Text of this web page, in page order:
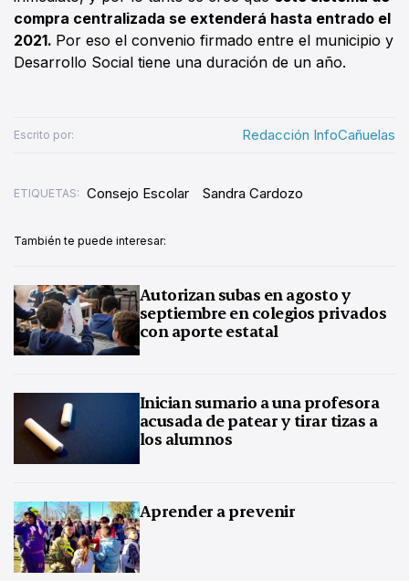
compra centralizada se extenderá hasta entrado el
2021. Por eso el convenio firmado entre el municipio y
Desarrollo Social tiene una duración de un año.
Escrito por: Redacción InfoCañuelas
ETIQUETAS: Consejo Escolar Sandra Cardozo
También te puede interesar:
Autorizan subas en agosto y
septiembre en colegios privados
con aporte estatal
Inician sumario a una profesora
acusada de patear y tirar tizas a
los alumnos
Aprender a prevenir